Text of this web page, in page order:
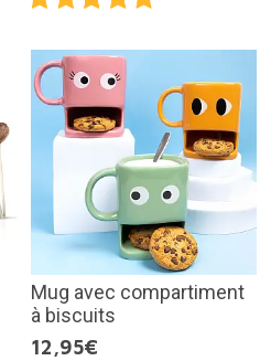
Mug avec compartiment
à biscuits
12,95€